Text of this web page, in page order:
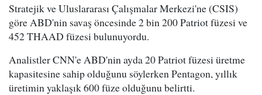
Stratejik ve Uluslararası Çalışmalar Merkezi'ne (CSIS)
göre ABD'nin savaş öncesinde 2 bin 200 Patriot füzesi ve
452 THAAD füzesi bulunuyordu.
Analistler CNN'e ABD'nin ayda 20 Patriot füzesi üretme
kapasitesine sahip olduğunu söylerken Pentagon, yıllık
üretimin yaklaşık 600 füze olduğunu belirtti.